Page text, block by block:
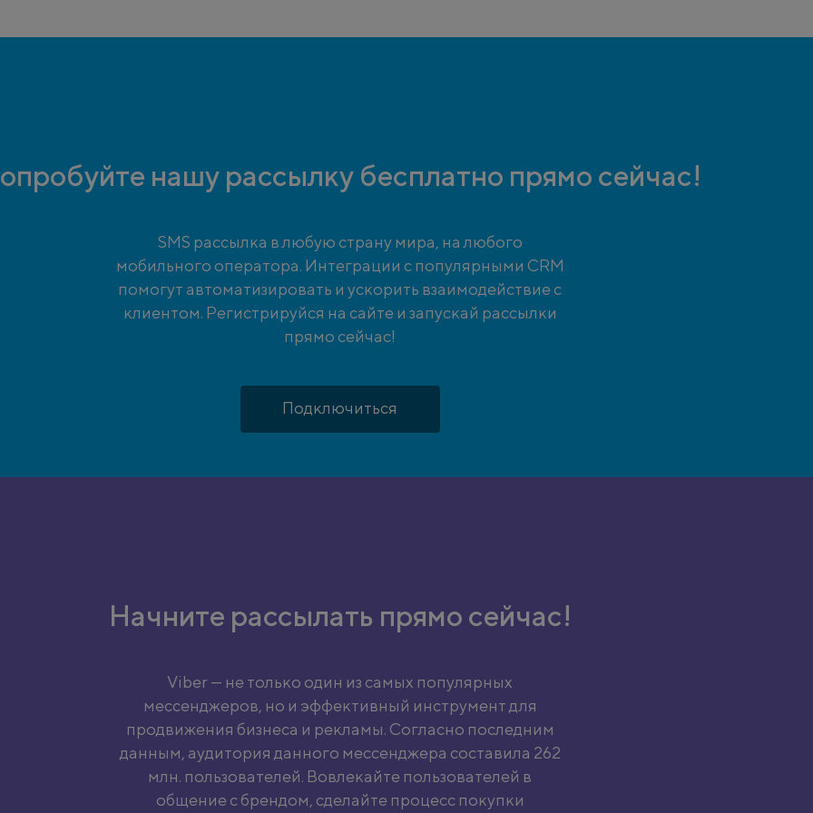
нашу рассылку бесплатно прямо сейчас!
SMS рассылка в любую страну мира, на любого
мобильного оператора. Интеграции с популярными CRM
помогут автоматизировать и ускорить взаимодействие с
клиентом. Регистрируйся на сайте и запускай рассылки
прямо сейчас!
Подключиться
Начните рассылать прямо сейчас!
Viber — не только один из самых популярных
мессенджеров, но и эффективный инструмент для
продвижения бизнеса и рекламы. Согласно последним
данным, аудитория данного мессенджера составила 262
млн. пользователей. Вовлекайте пользователей в
общение с брендом, сделайте процесс покупки